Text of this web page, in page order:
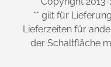
** gilt für
Lieferzeiten für
der Schaltfläche